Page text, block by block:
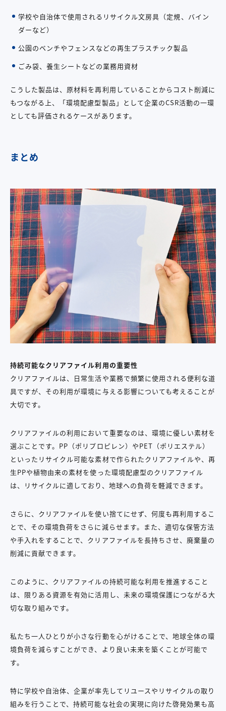
学校や自治体で使用されるリサイクル文房具（定規、バイン
ダーなど）
公園のベンチやフェンスなどの再生プラスチック製品
ごみ袋、養生シートなどの業務用資材
こうした製品は、原材料を再利用していることからコスト削減に
もつながる上、「環境配慮型製品」として企業のCSR活動の一環
としても評価されるケースがあります。
まとめ
持続可能なクリアファイル利用の重要性
クリアファイルは、日常生活や業務で頻繁に使用される便利な道
具ですが、その利用が環境に与える影響についても考えることが
大切です。
クリアファイルの利用において重要なのは、環境に優しい素材を
選ぶことです。PP（ポリプロピレン）やPET（ポリエステル）
といったリサイクル可能な素材で作られたクリアファイルや、再
生PPや植物由来の素材を使った環境配慮型のクリアファイル
は、リサイクルに適しており、地球への負荷を軽減できます。
さらに、クリアファイルを使い捨てにせず、何度も再利用するこ
とで、その環境負荷をさらに減らせます。また、適切な保管方法
や手入れをすることで、クリアファイルを長持ちさせ、廃棄量の
削減に貢献できます。
このように、クリアファイルの持続可能な利用を推進すること
は、限りある資源を有効に活用し、未来の環境保護につながる大
切な取り組みです。
私たち一人ひとりが小さな行動を心がけることで、地球全体の環
境負荷を減らすことができ、より良い未来を築くことが可能で
す。
特に学校や自治体、企業が率先してリユースやリサイクルの取り
組みを行うことで、持続可能な社会の実現に向けた啓発効果も高